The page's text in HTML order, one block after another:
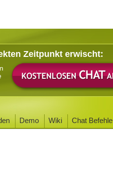
Zeitpunkt erwischt:
Demo Wiki Chat Befehle